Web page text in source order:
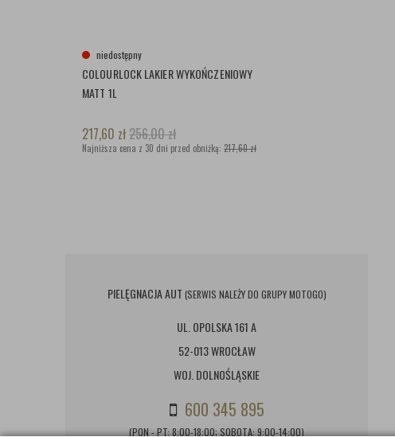
niedostępny
COLOURLOCK LAKIER WYKOŃCZENIOWY
MATT 1L
217,60 zł256,00zł
Najniższa cena z 30 dni przed obniżką: 217,60 zł
PIELĘGNACJA AUT (SERWIS NALEŻY DO GRUPY MOTOGO)
UL. OPOLSKA 161 A
52-013 WROCŁAW
WOJ. DOLNOŚLĄSKIE
600 345 895
(PON - PT: 8:00-18:00; SOBOTA: 9:00-14:00)